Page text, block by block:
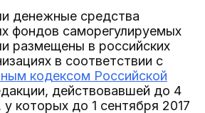
денежные средства
фондов саморегулируемых
размещены в российских
в соответствии с
кодексом Российской
действовавшей до 4
которых до 1 сентября 2017